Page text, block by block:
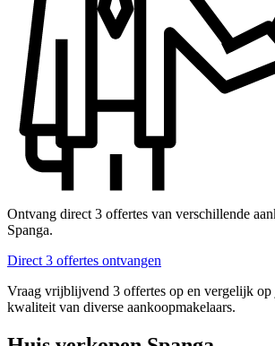
Ontvang direct 3 offertes van verschillende
Spanga.
Direct 3 offertes ontvangen
Vraag vrijblijvend 3 offertes op en vergelijk op
kwaliteit van diverse aankoopmakelaars.